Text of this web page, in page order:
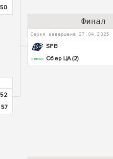
50
52
57
Финал
Серия завершена 27.04.2025
SFB
Сбер ЦА (2)